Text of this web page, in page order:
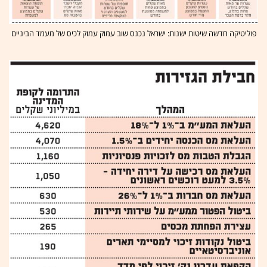
פוליטיקה חדשה שיטות ישנות: ישראל נכנס שוב עמוק עמוק לכיס של מעמד הביניים